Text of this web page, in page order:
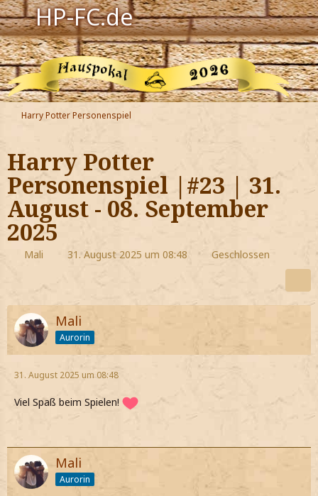
HP-FC.de
Navigation
Harry Potter
Der HP-FC
Hogwarts
Zauberwelt
Willkommen
Jetzt Fanclub-Mitglied werden!
Harry Potter Personenspiel
Harry Potter
Personenspiel |#23 | 31.
August - 08. September
2025
Mali 31. August 2025 um 08:48 Geschlossen
Mali
Aurorin
31. August 2025 um 08:48
Viel Spaß beim Spielen!
Mali
Aurorin